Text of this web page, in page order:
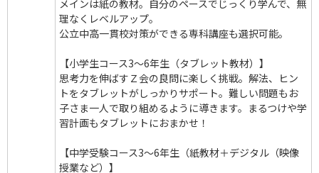
メインは紙の教材。自分のペースでじっくり学んで、無
理なくレベルアップ。
公立中高一貫校対策ができる専科講座も選択可能。
【小学生コース3～6年生（タブレット教材）】
思考力を伸ばすＺ会の良問に楽しく挑戦。解法、ヒン
トをタブレットがしっかりサポート。難しい問題もお
子さま一人で取り組めるように導きます。まるつけや学
習計画もタブレットにおまかせ！
【中学受験コース3～6年生（紙教材＋デジタル（映像
授業など）】